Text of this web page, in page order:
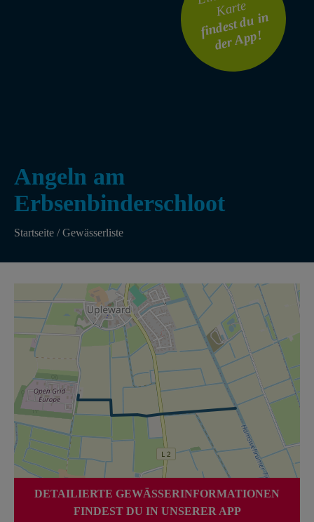
Angeln am
Erbsenbinderschloot
Startseite /Gewässerliste
Karte
findest du in
der App!
DETAILIERTE GEWÄSSERINFORMATIONEN
FINDEST DU IN UNSERER APP